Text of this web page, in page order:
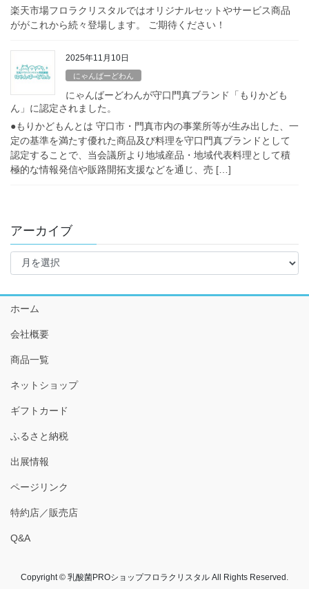
楽天市場フロラクリスタルではオリジナルセットやサービス商品
ががこれから続々登場します。 ご期待ください！
2025年11月10日
にゃんばーどわん
にゃんばーどわんが守口門真ブランド「もりかども
ん」に認定されました。
●もりかどもんとは 守口市・門真市内の事業所等が生み出した、一
定の基準を満たす優れた商品及び料理を守口門真ブランドとして
認定することで、当会議所より地域産品・地域代表料理として積
極的な情報発信や販路開拓支援などを通じ、売 […]
アーカイブ
ア
イ
ブ
ホーム
会社概要
商品一覧
ネットショップ
ギフトカード
ふるさと納税
出展情報
ページリンク
特約店／販売店
Q&A
Copyright © 乳酸菌PROショップフロラクリスタル All Rights Reserved.